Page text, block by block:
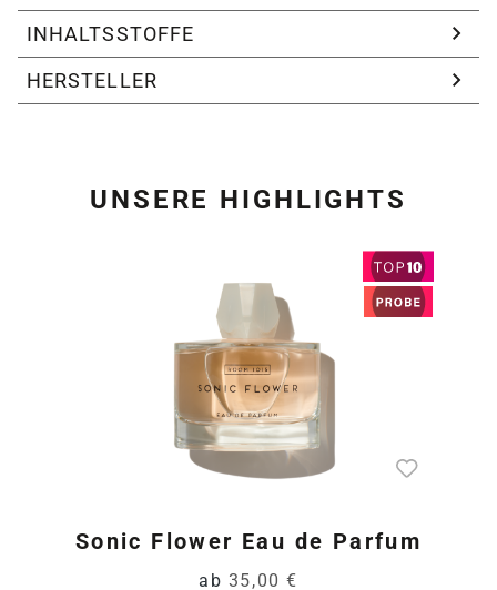
INHALTSSTOFFE
HERSTELLER
UNSERE HIGHLIGHTS
Sonic Flower Eau de Parfum
ab 35,00 €